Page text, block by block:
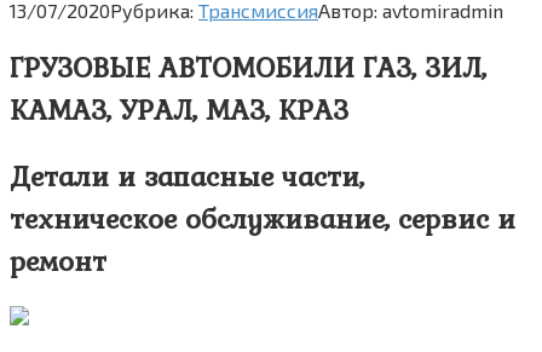
13/07/2020Рубрика: ТрансмиссияАвтор: avtomiradmin
ГРУЗОВЫЕ АВТОМОБИЛИ ГАЗ, ЗИЛ,
КАМАЗ, УРАЛ, МАЗ, КРАЗ
Детали и запасные части,
техническое обслуживание, сервис и
ремонт